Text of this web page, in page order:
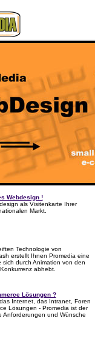
Webdesign !
als Visitenkarte Ihrer
Markt.
Technologie von
erstellt Ihnen Promedia eine
sich durch Animation von den
abhebt.
Lösungen ?
Internet, das Intranet, Foren
Lösungen - Promedia ist der
Anforderungen und Wünsche